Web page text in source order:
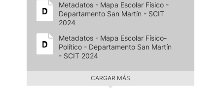
Metadatos - Mapa Escolar Físico -
Departamento San Martín - SCIT
2024
Metadatos - Mapa Escolar Físico-
Político - Departamento San Martín
- SCIT 2024
CARGAR MÁS